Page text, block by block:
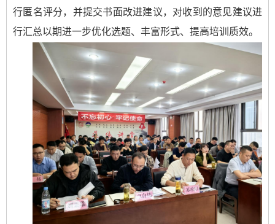
行匿名评分，并提交书面改进建议，对收到的意见建议进
行汇总以期进一步优化选题、丰富形式、提高培训质效。